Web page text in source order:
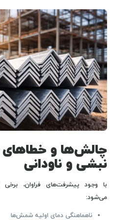
چالش‌ها و خطاهای
نبشی و ناودانی
با وجود پیشرفت‌های فراوان،
می‌شود:
ناهماهنگی دمای اولیه شمش‌ها